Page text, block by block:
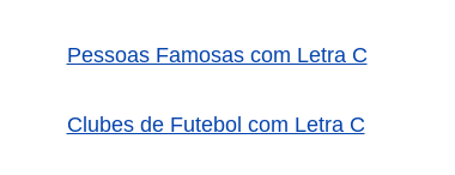
Pessoas Famosas com Letra C
Clubes de Futebol com Letra C